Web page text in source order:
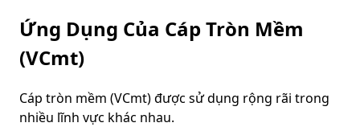
Ứng Dụng Của Cáp Tròn Mềm
(VCmt)
Cáp tròn mềm (VCmt) được sử dụng rộng rãi trong
nhiều lĩnh vực khác nhau.